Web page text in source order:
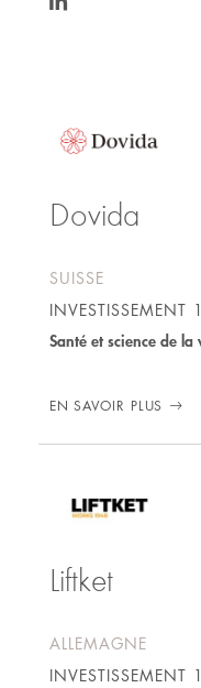
Dovida
SUISSE
INVESTISSEMENT
Santé et science de la
EN SAVOIR PLUS
Liftket
ALLEMAGNE
INVESTISSEMENT